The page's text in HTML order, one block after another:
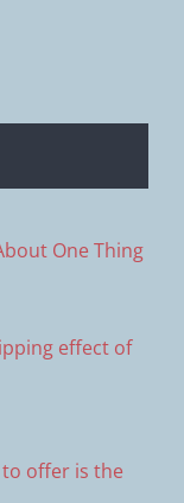
One Thing
effect of
offer is the